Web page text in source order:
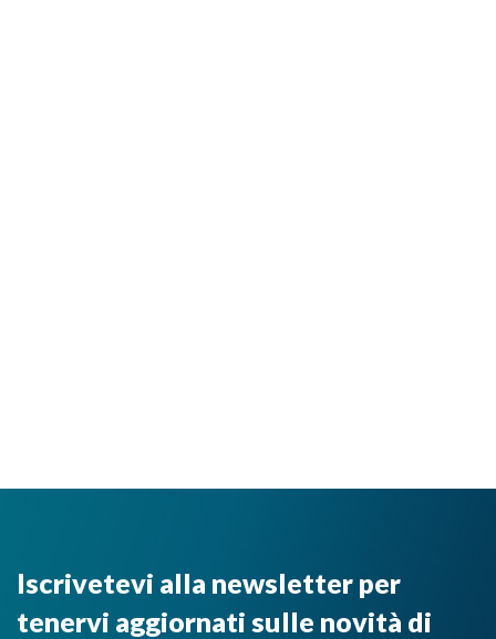
Iscrivetevi alla newsletter per
tenervi aggiornati sulle novità di